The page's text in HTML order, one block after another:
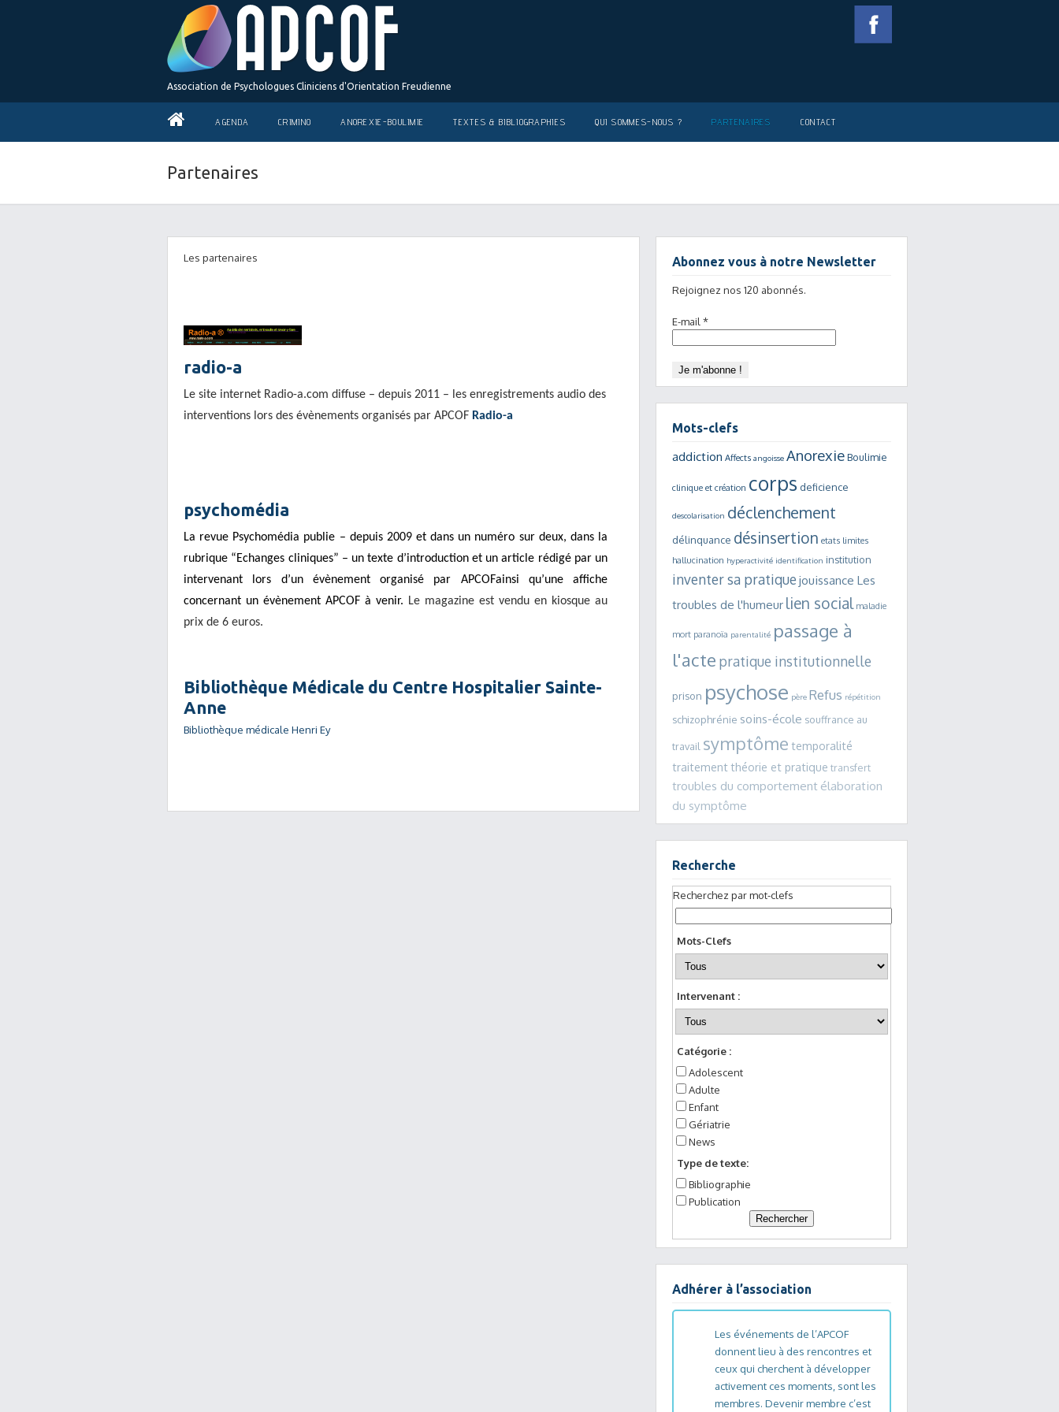
Association de Psychologues Cliniciens d'Orientation Freudienne
AGENDA CRIMINO ANOREXIE-BOULIMIE TEXTES & BIBLIOGRAPHIES QUI SOMMES-NOUS ? PARTENAIRES CONTACT
Partenaires
Les partenaires
radio-a
Le site internet Radio-a.com diffuse – depuis 2011 – les enregistrements audio des
interventions lors des évènements organisés par APCOF Radio-a
psychomédia
La revue Psychomédia publie – depuis 2009 et dans un numéro sur deux, dans la
rubrique “Echanges cliniques” – un texte d’introduction et un article rédigé par un
intervenant lors d’un évènement organisé par APCOFainsi qu’une affiche
concernant un évènement APCOF à venir. Le magazine est vendu en kiosque au
prix de 6 euros.
Bibliothèque Médicale du Centre Hospitalier Sainte-
Anne
Bibliothèque médicale Henri Ey
Abonnez vous à notre Newsletter
Rejoignez nos 120 abonnés.
E-mail *
Mots-clefs
addiction Affects angoisse AnorexieBoulimie
clinique et création corps deficience
descolarisation déclenchement
délinquance désinsertion etats limites
hallucination hyperactivité identification institution
inventer sa pratique jouissance Les
troubles de l'humeur lien social maladie
mort paranoïa parentalité passage à
l'acte pratique institutionnelle
prison psychose père Refus répétition
schizophrénie soins-école souffrance au
travail symptôme temporalité
traitementthéorie et pratique transfert
troubles du comportement élaboration
du symptôme
Recherche
Recherchez par mot-clefs
Mots-Clefs
Intervenant :
Catégorie :
Adolescent
Adulte
Enfant
Gériatrie
News
Type de texte:
Bibliographie
Publication
Adhérer à l’association
Les événements de l’APCOF
donnent lieu à des rencontres et
ceux qui cherchent à développer
activement ces moments, sont les
membres. Devenir membre c’est